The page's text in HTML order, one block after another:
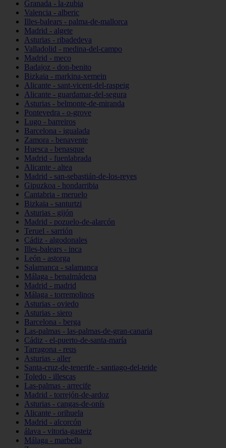
Granada - la-zubia
Valencia - alberic
Illes-balears - palma-de-mallorca
Madrid - algete
Asturias - ribadedeva
Valladolid - medina-del-campo
Madrid - meco
Badajoz - don-benito
Bizkaia - markina-xemein
Alicante - sant-vicent-del-raspeig
Alicante - guardamar-del-segura
Asturias - belmonte-de-miranda
Pontevedra - o-grove
Lugo - barreiros
Barcelona - igualada
Zamora - benavente
Huesca - benasque
Madrid - fuenlabrada
Alicante - altea
Madrid - san-sebastián-de-los-reyes
Gipuzkoa - hondarribia
Cantabria - meruelo
Bizkaia - santurtzi
Asturias - gijón
Madrid - pozuelo-de-alarcón
Teruel - sarrión
Cádiz - algodonales
Illes-balears - inca
León - astorga
Salamanca - salamanca
Málaga - benalmádena
Madrid - madrid
Málaga - torremolinos
Asturias - oviedo
Asturias - siero
Barcelona - berga
Las-palmas - las-palmas-de-gran-canaria
Cádiz - el-puerto-de-santa-maría
Tarragona - reus
Asturias - aller
Santa-cruz-de-tenerife - santiago-del-teide
Toledo - illescas
Las-palmas - arrecife
Madrid - torrejón-de-ardoz
Asturias - cangas-de-onís
Alicante - orihuela
Madrid - alcorcón
álava - vitoria-gasteiz
Málaga - marbella